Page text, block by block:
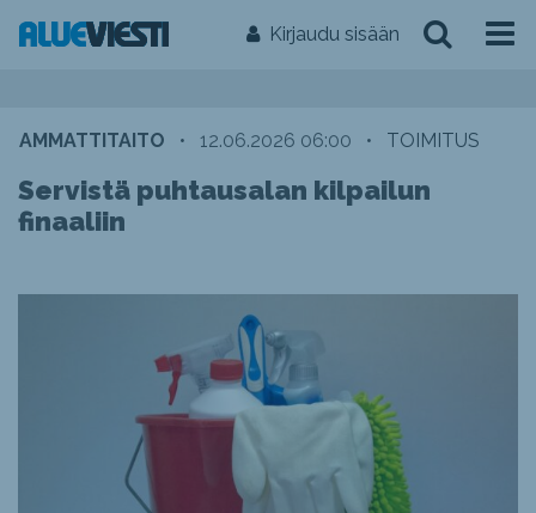
Kirjaudu sisään
AMMATTITAITO • 12.06.2026 06:00 • TOIMITUS
Servistä puhtausalan kilpailun
finaaliin